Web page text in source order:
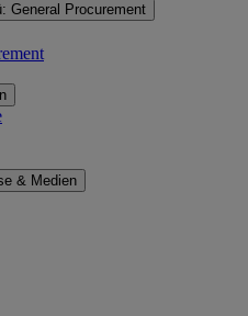
General Procurement
& Medien